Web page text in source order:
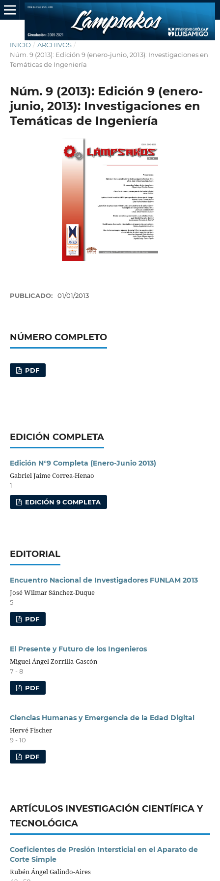
INICIO / ARCHIVOS /
Núm. 9 (2013): Edición 9 (enero-junio, 2013): Investigaciones en
Temáticas de Ingeniería
Núm. 9 (2013): Edición 9 (enero-
junio, 2013): Investigaciones en
Temáticas de Ingeniería
PUBLICADO: 01/01/2013
NÚMERO COMPLETO
PDF
EDICIÓN COMPLETA
Edición N°9 Completa (Enero-Junio 2013)
Gabriel Jaime Correa-Henao
1
EDICIÓN 9 COMPLETA
EDITORIAL
Encuentro Nacional de Investigadores FUNLAM 2013
José Wilmar Sánchez-Duque
5
PDF
El Presente y Futuro de los Ingenieros
Miguel Ángel Zorrilla-Gascón
7 - 8
PDF
Ciencias Humanas y Emergencia de la Edad Digital
Hervé Fischer
9 - 10
PDF
ARTÍCULOS INVESTIGACIÓN CIENTÍFICA Y
TECNOLÓGICA
Coeficientes de Presión Intersticial en el Aparato de
Corte Simple
Rubén Ángel Galindo-Aires